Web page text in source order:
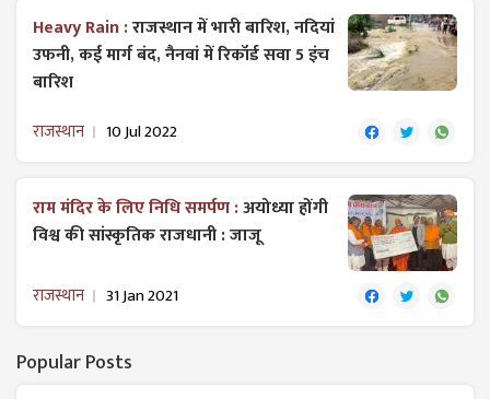
Heavy Rain :राजस्थान में भारी बारिश, नदियां
उफनी, कई मार्ग बंद, नैनवां में रिकॉर्ड सवा 5 इंच
बारिश
राजस्थान 10 Jul 2022
राम मंदिर के लिए निधि समर्पण :अयोध्या होंगी
विश्व की सांस्कृतिक राजधानी : जाजू
राजस्थान 31 Jan 2021
Popular Posts